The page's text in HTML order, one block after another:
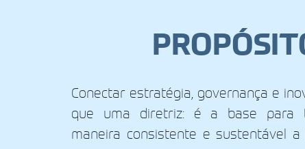
Conectar estratégia, governança e
que uma diretriz: é a base para
maneira consistente e sustentável